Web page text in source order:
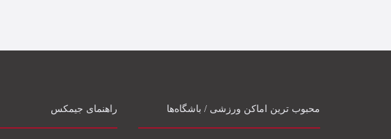
محبوب ترین اماکن ورزشی / باشگاه‌ها راهنمای جیمکس